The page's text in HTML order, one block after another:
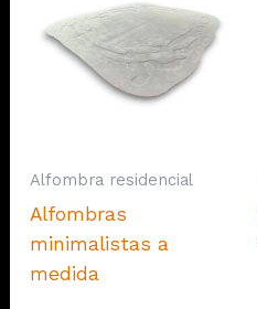
Alfombra residencial
Alfombras
minimalistas a
medida